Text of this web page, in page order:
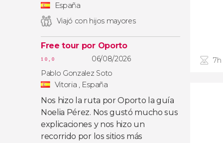
España
Viajó con hijos mayores
Free tour por Oporto
10,0
06/08/2026
Pablo Gonzalez Soto
Vitoria , España
Nos hizo la ruta por Oporto la guía
Noelia Pérez. Nos gustó mucho sus
explicaciones y nos hizo un
recorrido por los sitios más